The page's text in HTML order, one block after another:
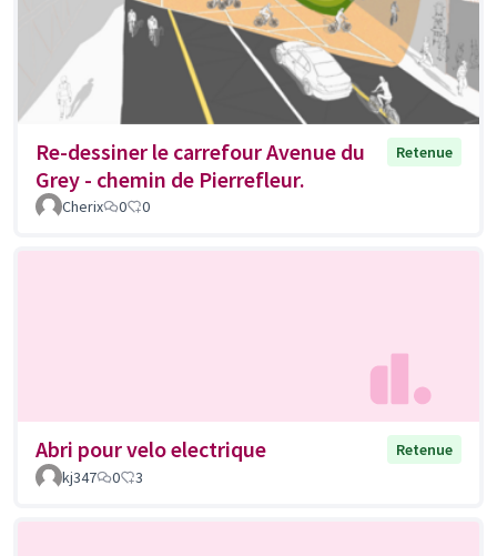
Re-dessiner le carrefour Avenue du
Grey - chemin de Pierrefleur.
Retenue
Cherix 0 0
Abri pour velo electrique
Retenue
kj347
0 3